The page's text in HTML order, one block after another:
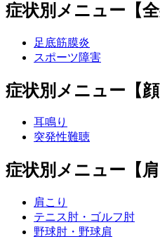
症状別メニュー【全
足底筋膜炎
スポーツ障害
症状別メニュー【顔
耳鳴り
突発性難聴
症状別メニュー【肩
肩こり
テニス肘・ゴルフ肘
野球肘・野球肩